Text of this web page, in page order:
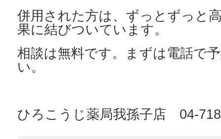
併用された方は、ずっとずっと
果に結びついています。
相談は無料です。まずは電話で
い。
ひろこうじ薬局我孫子店 04-